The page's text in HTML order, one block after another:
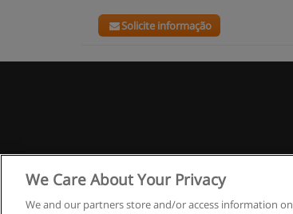
Solicite informação
We Care About Your Privacy
We and our partners store and/or access information